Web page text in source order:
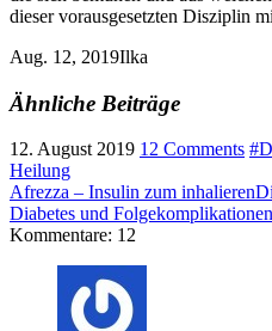
dieser vorausgesetzten Disziplin
Aug. 12, 2019Ilka
Ähnliche Beiträge
12. August 2019 12 Comments
Heilung
Afrezza – Insulin zum inhalieren
Diabetes und
Kommentare: 12